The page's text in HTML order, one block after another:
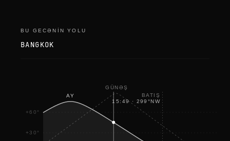
BU GECƏNIN YOLU
BANGKOK
+60°
+30°
AY
GÜNƏŞ
BATIŞ
15:49· 299 °NW